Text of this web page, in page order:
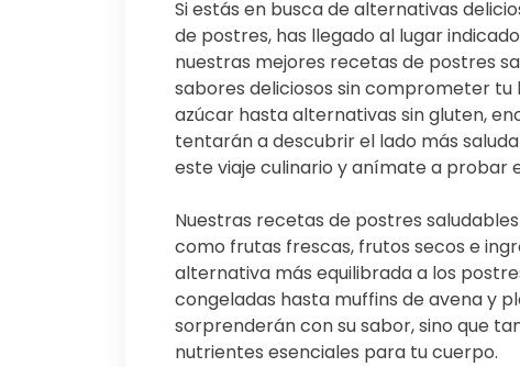
Si estás en busca de alternativas
de postres, has llegado al lugar
nuestras mejores recetas de postres
sabores deliciosos sin comprometer tu
azúcar hasta alternativas sin gluten,
tentarán a descubrir el lado más
este viaje culinario y anímate a probar
Nuestras recetas de postres
como frutas frescas, frutos secos e
alternativa más equilibrada a los
congeladas hasta muffins de avena y
sorprenderán con su sabor, sino que
nutrientes esenciales para tu cuerpo.